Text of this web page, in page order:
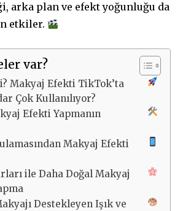
arka plan ve efekt yoğunluğu da
etkiler.
var?
Makyaj Efekti TikTok’ta
Çok Kullanılıyor?
Efekti Yapmanın
Makyaj Efekti
ile Daha Doğal Makyaj
Destekleyen Işık ve